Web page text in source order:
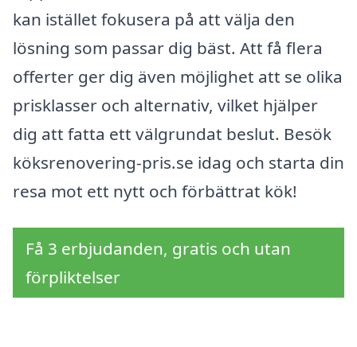
kan istället fokusera på att välja den
lösning som passar dig bäst. Att få flera
offerter ger dig även möjlighet att se olika
prisklasser och alternativ, vilket hjälper
dig att fatta ett välgrundat beslut. Besök
köksrenovering-pris.se idag och starta din
resa mot ett nytt och förbättrat kök!
Få 3 erbjudanden, gratis och utan
förpliktelser